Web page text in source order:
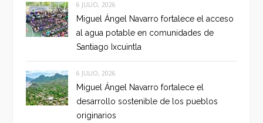
6 JULIO, 2026
Miguel Ángel Navarro fortalece el acceso
al agua potable en comunidades de
Santiago Ixcuintla
6 JULIO, 2026
Miguel Ángel Navarro fortalece el
desarrollo sostenible de los pueblos
originarios